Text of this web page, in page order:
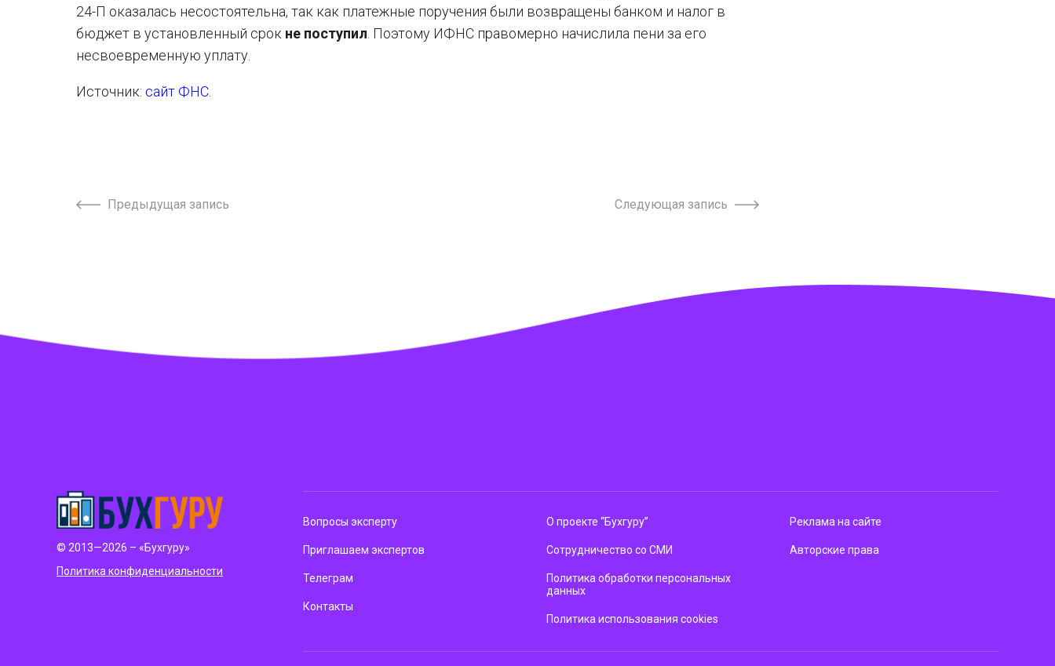
24-П оказалась несостоятельна, так как платежные поручения были возвращены банком и налог в
бюджет в установленный срок не поступил . Поэтому ИФНС правомерно начислила пени за его
несвоевременную уплату.
Источник: сайт ФНС
Предыдущая запись Следующая запись
© 2013—2026 – «Бухгуру»
Политика конфиденциальности
Вопросы эксперту
Приглашаем экспертов
Телеграм
Контакты
О проекте “Бухгуру”
Сотрудничество со СМИ
Политика обработки персональных
данных
Политика использования cookies
Реклама на сайте
Авторские права